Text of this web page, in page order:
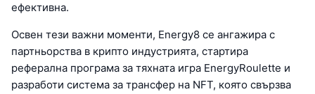
ефективна.
Освен тези важни моменти, Energy8 се ангажира с
партньорства в крипто индустрията, стартира
реферална програма за тяхната игра EnergyRoulette и
разработи система за трансфер на NFT, която свързва